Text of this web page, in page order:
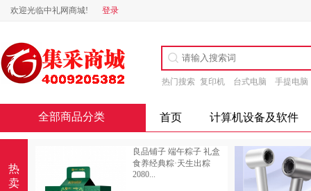
欢迎光临中礼网商城! 登录
热门搜索 复印机 台式电脑 手提电脑
全部商品分类 首页 计算机设备及软件
热
卖
良品铺子 端午粽子 礼盒
食养经典粽·天生出粽
2080...